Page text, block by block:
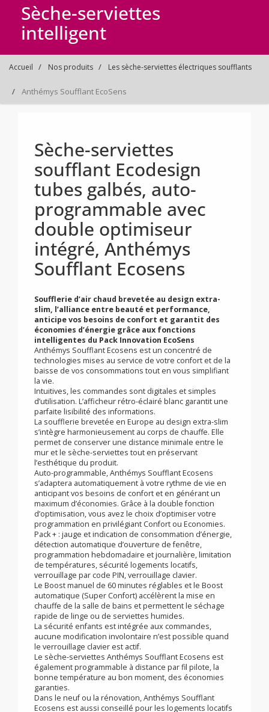
Sèche-serviettes
intelligent
Accueil Nos produits Les sèche-serviettes électriques soufflants
Anthémys Soufflant EcoSens
Sèche-serviettes
soufflant Ecodesign
tubes galbés, auto-
programmable avec
double optimiseur
intégré, Anthémys
Soufflant Ecosens
Soufflerie d’air chaud brevetée au design extra-
slim, l’alliance entre beauté et performance,
anticipe vos besoins de confort et garantit des
économies d’énergie grâce aux fonctions
intelligentes du Pack Innovation EcoSens
Anthémys Soufflant Ecosens est un concentré de
technologies mises au service de votre confort et de la
baisse de vos consommations tout en vous simplifiant
la vie.
Intuitives, les commandes sont digitales et simples
d’utilisation. L’afficheur rétro-éclairé blanc garantit une
parfaite lisibilité des informations.
La soufflerie brevetée en Europe au design extra-slim
s’intègre harmonieusement au corps de chauffe. Elle
permet de conserver une distance minimale entre le
mur et le sèche-serviettes tout en préservant
l’esthétique du produit.
Auto-programmable, Anthémys Soufflant Ecosens
s’adaptera automatiquement à votre rythme de vie en
anticipant vos besoins de confort et en générant un
maximum d’économies. Grâce à la double fonction
d’optimisation, vous avez le choix d’optimiser votre
programmation en privilégiant Confort ou Economies.
Pack + : jauge et indication de consommation d’énergie,
détection automatique d’ouverture de fenêtre,
programmation hebdomadaire et journalière, limitation
de températures, sécurité logements locatifs,
verrouillage par code PIN, verrouillage clavier.
Le Boost manuel de 60 minutes réglables et le Boost
automatique (Super Confort) accélèrent la mise en